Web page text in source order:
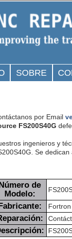
SOBRE
por Email
FS200S40G
ingenieros y
Se
de
Modelo: